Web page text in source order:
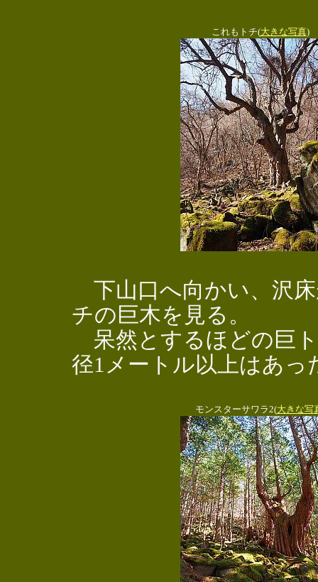
これもトチ(大きな写真)
下山口へ向かい、沢
チの巨木を見る。
呆然とするほどの巨
径1メートル以上はあっ
モンスターサワラ2(大きな写